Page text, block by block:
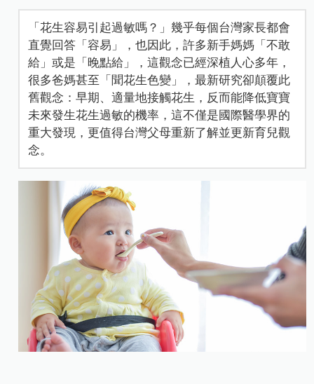
「花生容易引起過敏嗎？」幾乎每個台灣家長都會
直覺回答「容易」，也因此，許多新手媽媽「不敢
給」或是「晚點給」，這觀念已經深植人心多年，
很多爸媽甚至「聞花生色變」，最新研究卻顛覆此
舊觀念：早期、適量地接觸花生，反而能降低寶寶
未來發生花生過敏的機率，這不僅是國際醫學界的
重大發現，更值得台灣父母重新了解並更新育兒觀
念。